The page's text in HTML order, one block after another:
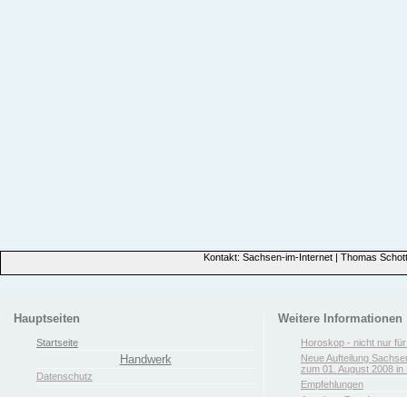
Kontakt: Sachsen-im-Internet | Thomas
Hauptseiten
Startseite
Handwerk
Datenschutz
Weitere Informationen
Horoskop - nicht nur
Neue Aufteilung
zum 01. August 2008 in
Empfehlungen